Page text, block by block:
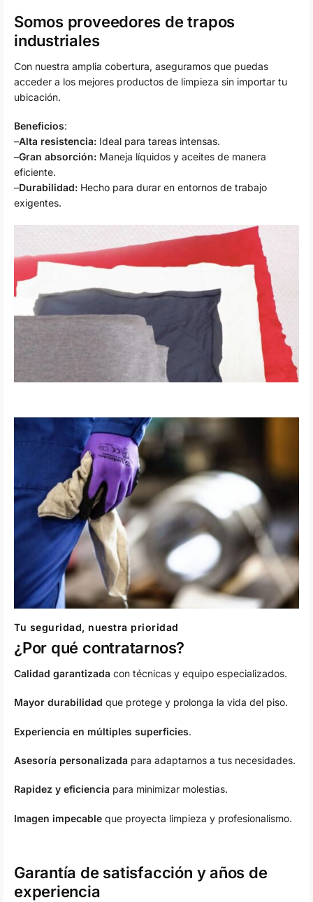
Somos proveedores de trapos
industriales
Con nuestra amplia cobertura, aseguramos que puedas
acceder a los mejores productos de limpieza sin importar tu
ubicación.
Beneficios:
–Alta resistencia: Ideal para tareas intensas.
–Gran absorción: Maneja líquidos y aceites de manera
eficiente.
–Durabilidad: Hecho para durar en entornos de trabajo
exigentes.
Tu seguridad, nuestra prioridad
¿Por qué contratarnos?
Calidad garantizada con técnicas y equipo especializados.
Mayor durabilidad que protege y prolonga la vida del piso.
Experiencia en múltiples superficies.
Asesoría personalizada para adaptarnos a tus necesidades.
Rapidez y eficiencia para minimizar molestias.
Imagen impecable que proyecta limpieza y profesionalismo.
Garantía de satisfacción y años de
experiencia